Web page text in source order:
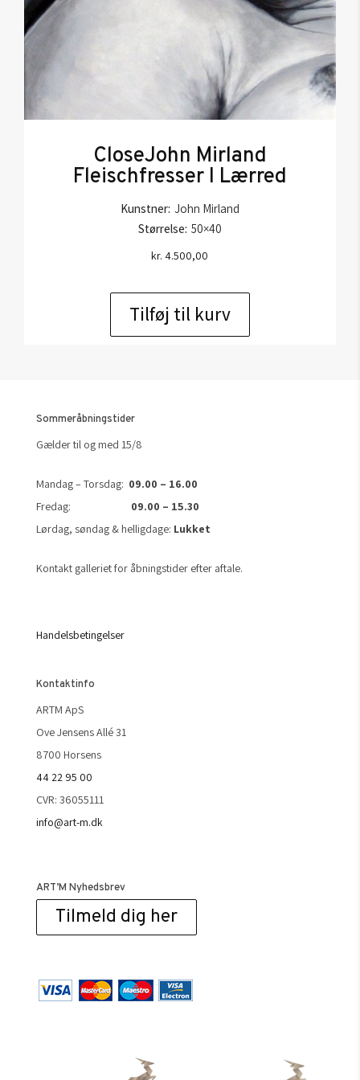
CloseJohn Mirland
Fleischfresser I Lærred
Kunstner: John Mirland
Størrelse: 50×40
kr. 4.500,00
Tilføj til kurv
Sommeråbningstider
Gælder til og med 15/8
Mandag – Torsdag: 09.00 – 16.00
Fredag: 09.00 – 15.30
Lørdag, søndag & helligdage: Lukket
Kontakt galleriet for åbningstider efter aftale.
Handelsbetingelser
Kontaktinfo
ARTM ApS
Ove Jensens Allé 31
8700 Horsens
44 22 95 00
CVR: 36055111
info@art-m.dk
ART’M Nyhedsbrev
Tilmeld dig her